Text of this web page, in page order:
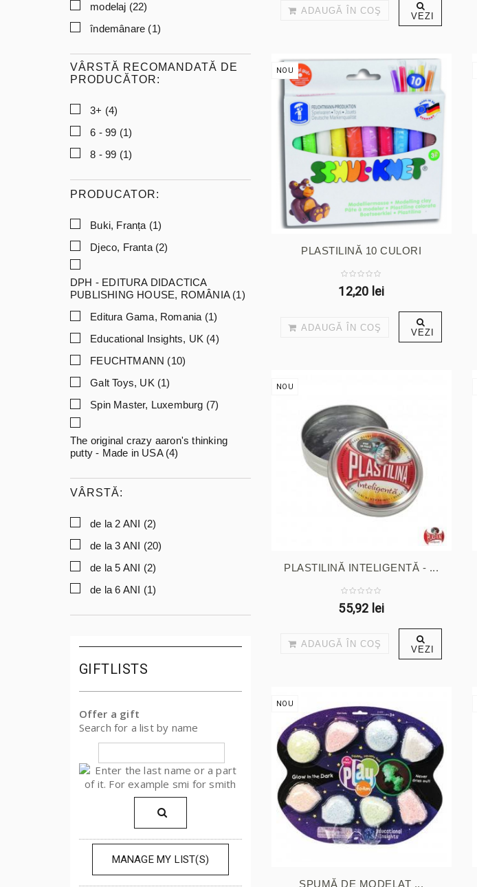
modelaj (22)
îndemânare (1)
VÂRSTĂ RECOMANDATĂ DE
PRODUCĂTOR:
3+ (4)
6 - 99 (1)
8 - 99 (1)
PRODUCATOR:
Buki, Franța(1)
Djeco, Franta(2)
DPH - EDITURA DIDACTICA
PUBLISHING HOUSE, ROMÂNIA(1)
Editura Gama, Romania(1)
Educational Insights, UK (4)
FEUCHTMANN (10)
Galt Toys, UK(1)
Spin Master, Luxemburg (7)
The original crazy aaron's thinking
putty - Made in USA(4)
VÂRSTĂ:
de la 2 ANI (2)
de la 3 ANI (20)
de la 5 ANI (2)
de la 6 ANI (1)
GIFTLISTS
Offer a gift
Search for a list by name
MANAGE MY LIST(S)
ADAUGĂ ÎN COŞ VEZI
NOU
PLASTILINĂ 10 CULORI
12,20 lei
ADAUGĂ ÎN COŞ VEZI
NOU
PLASTILINĂ INTELIGENTĂ - ...
55,92 lei
ADAUGĂ ÎN COŞ VEZI
NOU
SPUMĂ DE MODELAT ...